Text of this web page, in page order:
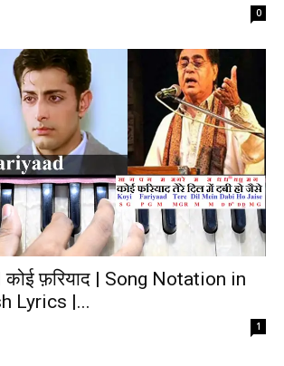
0
फ़रियाद | Song Notation in
Lyrics |...
1